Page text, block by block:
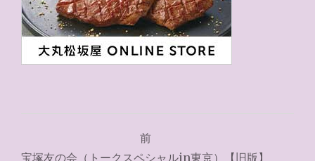
稿
前
宝塚友の会（トークスペシャルin東京）【旧版】